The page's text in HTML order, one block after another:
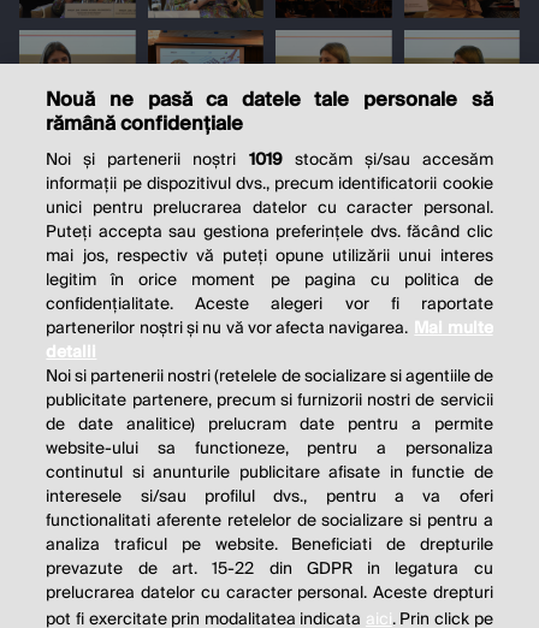
THE SOCIAL RESPONSIBILITY OF
BUSINESS IS TO INCREASE ITS
Nouă ne pasă ca datele tale personale să
rămână confidențiale
Noi și partenerii noștri 1019stocăm și/sau accesăm
informații pe dispozitivul dvs., precum identificatorii cookie
unici pentru prelucrarea datelor cu caracter personal.
Puteți accepta sau gestiona preferințele dvs. făcând clic
mai jos, respectiv vă puteți opune utilizării unui interes
legitim în orice moment pe pagina cu politica de
confidențialitate. Aceste alegeri vor fi raportate
partenerilor noștri și nu vă vor afecta navigarea. Mai multe
detalii
Noi si partenerii nostri (retelele de socializare si agentiile de
publicitate partenere, precum si furnizorii nostri de servicii
de date analitice) prelucram date pentru a permite
website-ului sa functioneze, pentru a personaliza
continutul si anunturile publicitare afisate in functie de
interesele si/sau profilul dvs., pentru a va oferi
functionalitati aferente retelelor de socializare si pentru a
analiza traficul pe website. Beneficiati de drepturile
prevazute de art. 15-22 din GDPR in legatura cu
prelucrarea datelor cu caracter personal. Aceste drepturi
pot fi exercitate prin modalitatea indicata aici. Prin click pe